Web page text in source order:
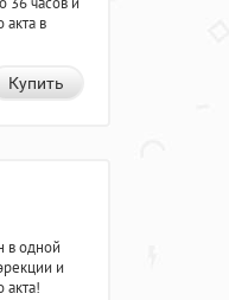
в
Купить
в одной
и
акта!